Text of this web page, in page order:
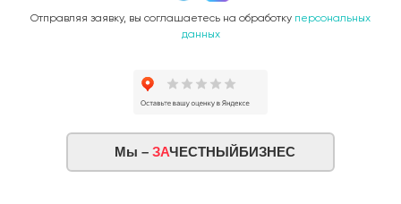
Отправляя заявку, вы соглашаетесь на обработку персональных
данных
Мы – ЗАЧЕСТНЫЙБИЗНЕС